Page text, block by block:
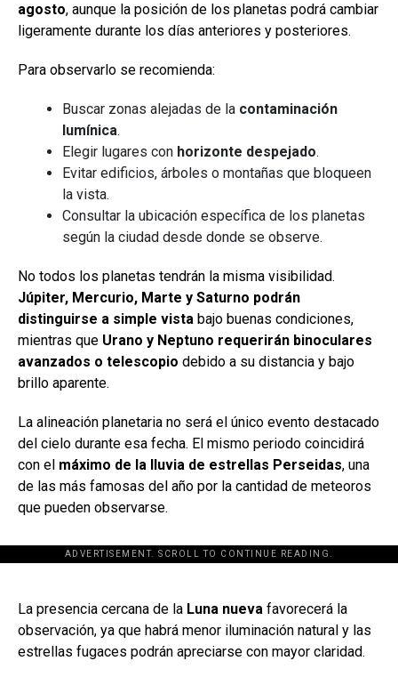
agosto, aunque la posición de los planetas podrá cambiar
ligeramente durante los días anteriores y posteriores.
Para observarlo se recomienda:
Buscar zonas alejadas de la contaminación
lumínica.
Elegir lugares con horizonte despejado.
Evitar edificios, árboles o montañas que bloqueen
la vista.
Consultar la ubicación específica de los planetas
según la ciudad desde donde se observe.
No todos los planetas tendrán la misma visibilidad.
Júpiter, Mercurio, Marte y Saturno podrán
distinguirse a simple vista bajo buenas condiciones,
mientras que Urano y Neptuno requerirán binoculares
avanzados o telescopio debido a su distancia y bajo
brillo aparente.
La alineación planetaria no será el único evento destacado
del cielo durante esa fecha. El mismo periodo coincidirá
con el máximo de la lluvia de estrellas Perseidas, una
de las más famosas del año por la cantidad de meteoros
que pueden observarse.
ADVERTISEMENT. SCROLL TO CONTINUE READING.
[adsforwp id="243463"]
La presencia cercana de la Luna nueva favorecerá la
observación, ya que habrá menor iluminación natural y las
estrellas fugaces podrán apreciarse con mayor claridad.